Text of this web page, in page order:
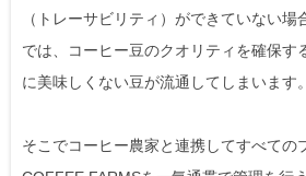
（トレーサビリティ）ができていない
では、コーヒー豆のクオリティを確保す
に美味しくない豆が流通してしまいます。
そこでコーヒー農家と連携してすべての